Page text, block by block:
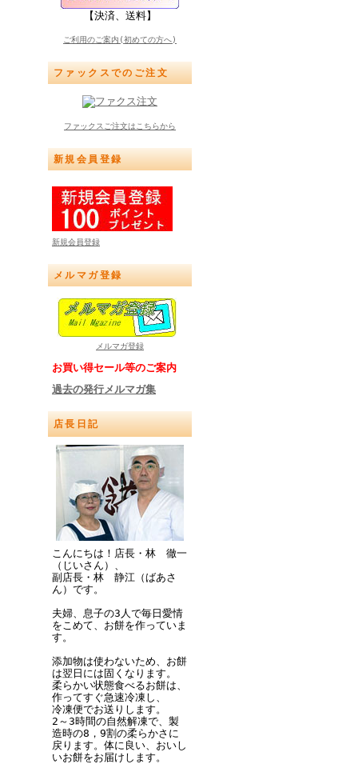
【決済、送料】
ご利用のご案内(初めての方へ)
ファックスでのご注文
ファックスご注文はこちらから
新規会員登録
新規会員登録
メルマガ登録
メルマガ登録
お買い得セール等のご案内
過去の発行メルマガ集
店長日記
こんにちは！店長・林 徹一
（じいさん）、
副店長・林 静江（ばあさ
ん）です。
夫婦、息子の3人で毎日愛情
をこめて、お餅を作っていま
す。
添加物は使わないため、お餅
は翌日には固くなります。
柔らかい状態食べるお餅は、
作ってすぐ急速冷凍し、
冷凍便でお送りします。
2～3時間の自然解凍で、製
造時の8，9割の柔らかさに
戻ります。体に良い、おいし
いお餅をお届けします。